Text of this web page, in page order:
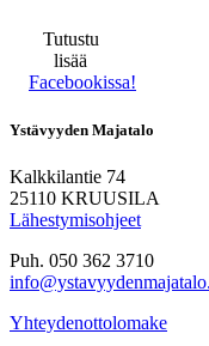
Tutustu
lisää
Facebookissa!
Ystävyyden Majatalo
Kalkkilantie 74
25110 KRUUSILA
Lähestymisohjeet
Puh. 050 362 3710
Yhteydenottolomake